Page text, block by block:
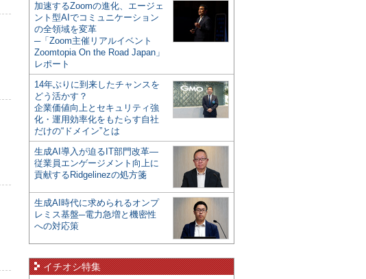
加速するZoomの進化、エージェ
ント型AIでコミュニケーション
の全領域を変革
─「Zoom主催リアルイベント
Zoomtopia On the Road Japan」
レポート
14年ぶりに到来したチャンスを
どう活かす？
企業価値向上とセキュリティ強
化・運用効率化をもたらす自社
だけの“ドメイン”とは
生成AI導入が迫るIT部門改革―
従業員エンゲージメント向上に
貢献するRidgelinezの処方箋
生成AI時代に求められるオンプ
レミス基盤─電力急増と機密性
への対応策
イチオシ特集